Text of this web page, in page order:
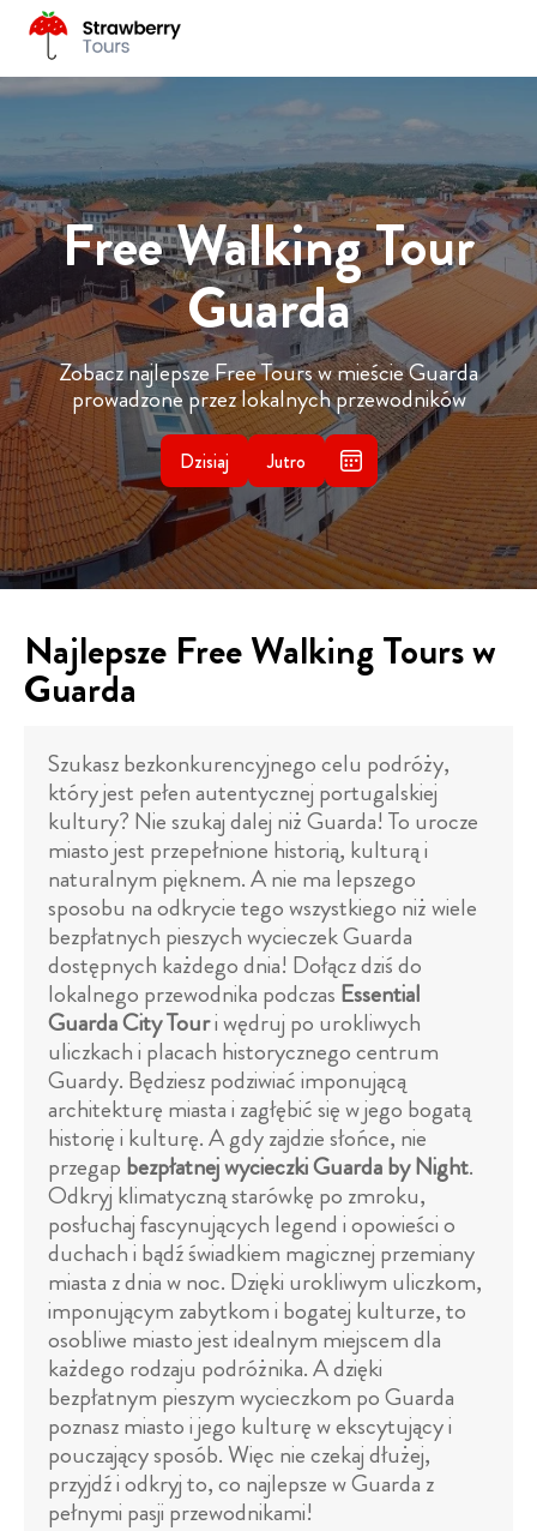
Free Walking Tour
Guarda
Zobacz najlepsze Free Tours w mieście Guarda
prowadzone przez lokalnych przewodników
Dzisiaj Jutro
Najlepsze Free Walking Tours w
Guarda
Szukasz bezkonkurencyjnego celu podróży,
który jest pełen autentycznej portugalskiej
kultury? Nie szukaj dalej niż Guarda! To urocze
miasto jest przepełnione historią, kulturą i
naturalnym pięknem. A nie ma lepszego
sposobu na odkrycie tego wszystkiego niż wiele
bezpłatnych pieszych wycieczek Guarda
dostępnych każdego dnia! Dołącz dziś do
lokalnego przewodnika podczas Essential
Guarda City Touri wędruj po urokliwych
uliczkach i placach historycznego centrum
Guardy. Będziesz podziwiać imponującą
architekturę miasta i zagłębić się w jego bogatą
historię i kulturę. A gdy zajdzie słońce, nie
przegap bezpłatnej wycieczki Guarda by Night.
Odkryj klimatyczną starówkę po zmroku,
posłuchaj fascynujących legend i opowieści o
duchach i bądź świadkiem magicznej przemiany
miasta z dnia w noc. Dzięki urokliwym uliczkom,
imponującym zabytkom i bogatej kulturze, to
osobliwe miasto jest idealnym miejscem dla
każdego rodzaju podróżnika. A dzięki
bezpłatnym pieszym wycieczkom po Guarda
poznasz miasto i jego kulturę w ekscytujący i
pouczający sposób. Więc nie czekaj dłużej,
przyjdź i odkryj to, co najlepsze w Guarda z
pełnymi pasji przewodnikami!